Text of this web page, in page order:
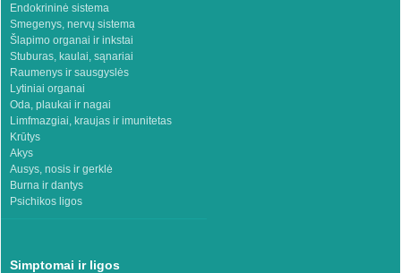
Endokrininė sistema
Smegenys, nervų sistema
Šlapimo organai ir inkstai
Stuburas, kaulai, sąnariai
Raumenys ir sausgyslės
Lytiniai organai
Oda, plaukai ir nagai
Limfmazgiai, kraujas ir imunitetas
Krūtys
Akys
Ausys, nosis ir gerklė
Burna ir dantys
Psichikos ligos
Simptomai ir ligos